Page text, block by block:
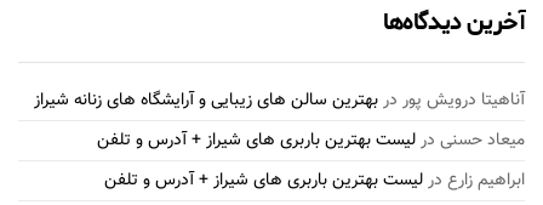
آخرین دیدگاه‌ها
آناهیتا درویش پور دربهترین سالن های زیبایی و آرایشگاه های زنانه شیراز
میعاد حسنی درلیست بهترین باربری های شیراز + آدرس و تلفن
ابراهیم زارع درلیست بهترین باربری های شیراز + آدرس و تلفن